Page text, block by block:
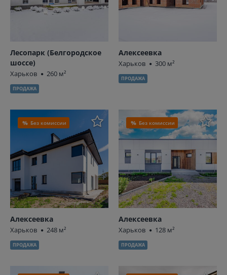
Лесопарк (Белгородское
шоссе)
Харьков 260 м²
ПРОДАЖА
Алексеевка
Харьков 300 м²
ПРОДАЖА
Без комиссии
Алексеевка
Харьков 248 м²
ПРОДАЖА
Без комиссии
Алексеевка
Харьков 128 м²
ПРОДАЖА